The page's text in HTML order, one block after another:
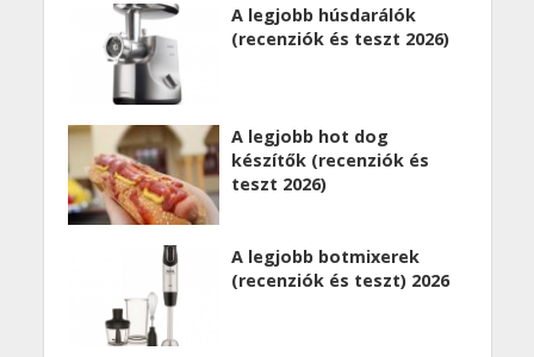
A legjobb húsdarálók
(recenziók és teszt 2026)
A legjobb hot dog
készítők (recenziók és
teszt 2026)
A legjobb botmixerek
(recenziók és teszt) 2026